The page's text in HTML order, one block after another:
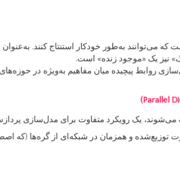
که می‌توانند به‌طور خودکار استنتاج کنند.
نیز یک «موجود زنده» است.
روابط پیچیده میان مفاهیم به‌ویژه در
می‌شوند، یک رویکرد متفاوت برای مدل‌سازی
توزیع‌شده و همزمان در شبکه‌ای از گره‌ها (که